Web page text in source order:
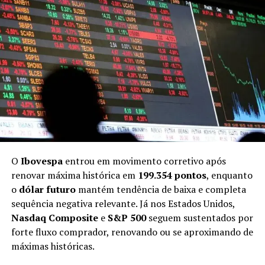
todas as usinas de energia e pontes do Irã caso as
negociações fracassem. A mudança abrupta reforça o
quanto a alta recente dos mercados foi sustentada mais
por expectativa do que por uma resolução concreta.
O S&P 500 registrou a terceira semana consecutiva de
ganhos superiores a 3% e caminha para o maior avanço
mensal desde 2020. Na sexta-feira (17), o dólar chegou a
devolver integralmente os ganhos acumulados desde o
início do conflito. O petróleo Brent caiu, enquanto os
títulos do Tesouro americano avançaram. A negociação
de ações, Treasuries e petróleo nos Estados Unidos é
retomada com mais intensidade às 18h de domingo (19),
no horário de Nova York.
“Parece que os investidores podem ter comemorado
cedo demais”, afirmou Martin Hennecke, chefe de
consultoria de investimentos para Ásia e Oriente Médio
O Ibovespa entrou em movimento corretivo após
renovar máxima histórica em 199.354 pontos, enquanto
o dólar futuromantém tendência de baixa e completa
sequência negativa relevante. Já nos Estados Unidos,
Nasdaq Composite e S&P 500seguem sustentados por
forte fluxo comprador, renovando ou se aproximando de
máximas históricas.